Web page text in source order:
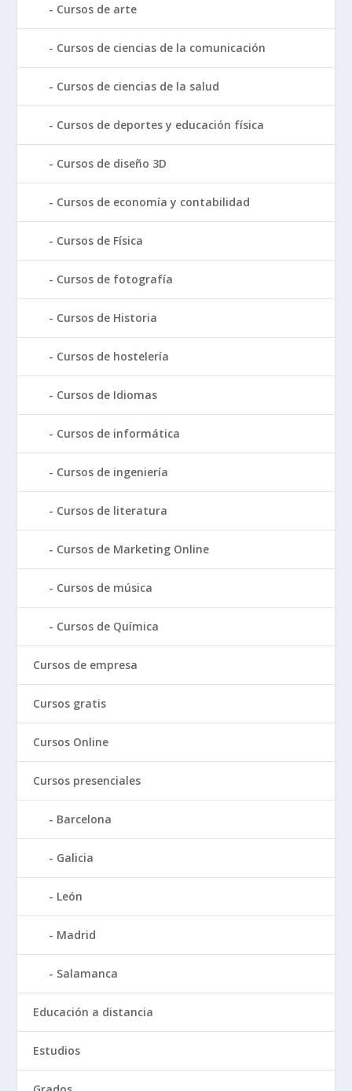
Cursos de arte
Cursos de ciencias de la comunicación
Cursos de ciencias de la salud
Cursos de deportes y educación física
Cursos de diseño 3D
Cursos de economía y contabilidad
Cursos de Física
Cursos de fotografía
Cursos de Historia
Cursos de hostelería
Cursos de Idiomas
Cursos de informática
Cursos de ingeniería
Cursos de literatura
Cursos de Marketing Online
Cursos de música
Cursos de Química
Cursos de empresa
Cursos gratis
Cursos Online
Cursos presenciales
Barcelona
Galicia
León
Madrid
Salamanca
Educación a distancia
Estudios